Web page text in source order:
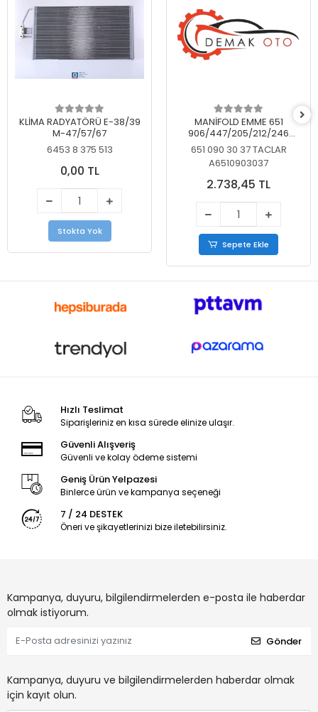
KLİMA RADYATÖRÜ E-38/39
M-47/57/67
6453 8 375 513
0,00 TL
Stokta Yok
MANİFOLD EMME 651
906/447/205/212/246
KELEBEKSİZ
651 090 30 37 TACLAR
A6510903037
2.738,45 TL
Sepete Ekle
Hızlı Teslimat
Siparişleriniz en kısa sürede elinize ulaşır.
Güvenli Alışveriş
Güvenli ve kolay ödeme sistemi
Geniş Ürün Yelpazesi
Binlerce ürün ve kampanya seçeneği
7 / 24 DESTEK
Öneri ve şikayetlerinizi bize iletebilirsiniz.
Kampanya, duyuru, bilgilendirmelerden e-posta ile haberdar
olmak istiyorum.
Gönder
Kampanya, duyuru ve bilgilendirmelerden haberdar olmak
için kayıt olun.